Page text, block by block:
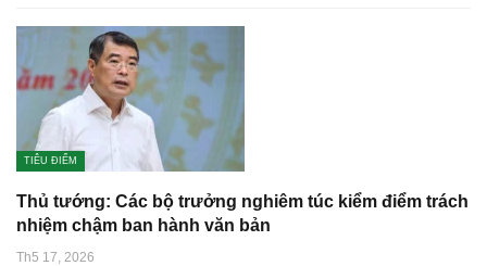
TIÊU ĐIỂM
Thủ tướng: Các bộ trưởng nghiêm túc kiểm điểm trách
nhiệm chậm ban hành văn bản
Th5 17, 2026